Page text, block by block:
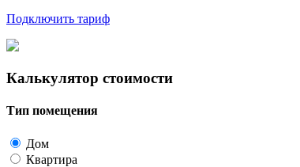
Подключить тариф
Калькулятор стоимости
Тип помещения
Дом
Квартира